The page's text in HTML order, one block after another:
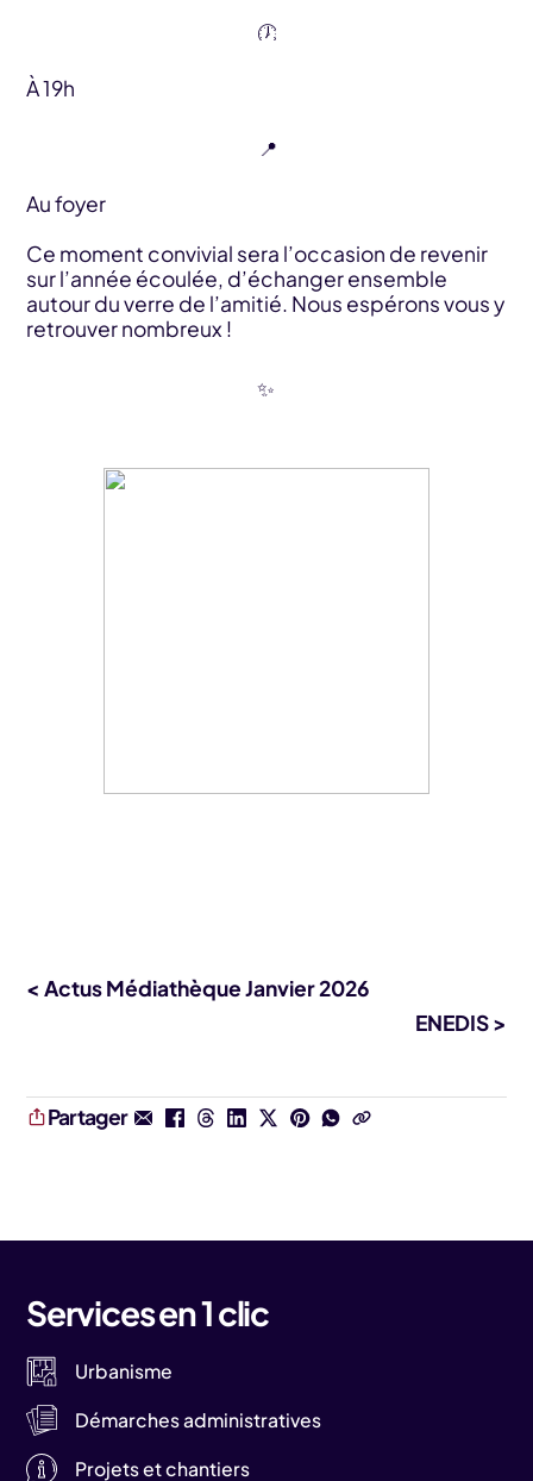
À 19h
Au foyer
Ce moment convivial sera l’occasion de revenir
sur l’année écoulée, d’échanger ensemble
autour du verre de l’amitié. Nous espérons vous y
retrouver nombreux !
< Actus Médiathèque Janvier 2026
ENEDIS >
Partager
Services en 1 clic
Urbanisme
Démarches administratives
Projets et chantiers